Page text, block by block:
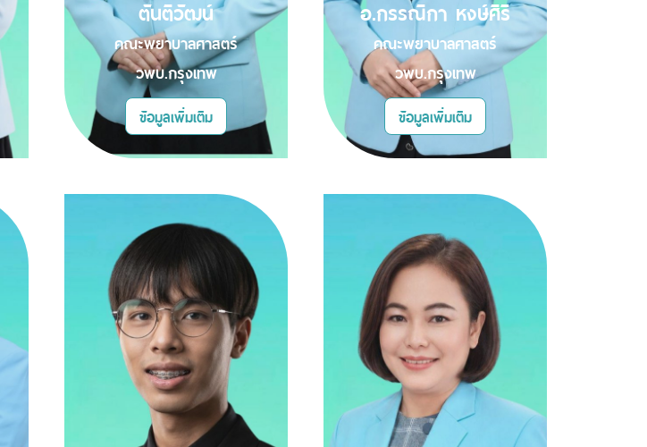
ตันติวัฒน์
คณะพยาบาลศาสตร์
วพบ.กรุงเทพ
ข้อมูลเพิ่มเติม
อ.กรรณิกา หงษ์ศิริ
คณะพยาบาลศาสตร์
วพบ.กรุงเทพ
ข้อมูลเพิ่มเติม